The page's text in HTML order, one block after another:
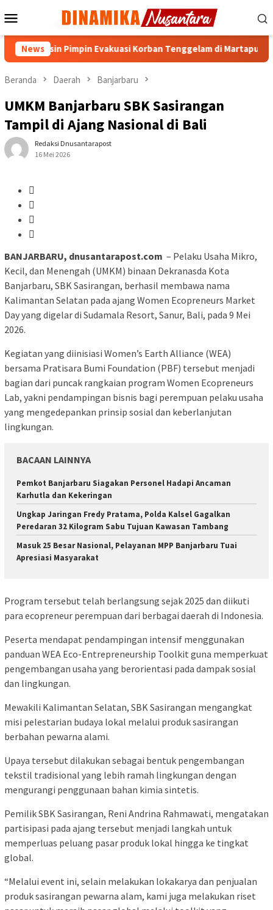
ke
Mobile
NewsPimpin Evakuasi Korban Tenggelam di Martapura
Beranda Daerah Banjarbaru
UMKM Banjarbaru SBK Sasirangan
Tampil di Ajang Nasional di Bali
Redaksi Dnusantarapost
16 Mei 2026
BANJARBARU, dnusantarapost.com – Pelaku Usaha Mikro,
Kecil, dan Menengah (UMKM) binaan Dekranasda Kota
Banjarbaru, SBK Sasirangan, berhasil membawa nama
Kalimantan Selatan pada ajang Women Ecopreneurs Market
Day yang digelar di Sudamala Resort, Sanur, Bali, pada 9 Mei
2026.
Kegiatan yang diinisiasi Women’s Earth Alliance (WEA)
bersama Pratisara Bumi Foundation (PBF) tersebut menjadi
bagian dari puncak rangkaian program Women Ecopreneurs
Lab, yakni pendampingan bisnis bagi perempuan pelaku usaha
yang mengedepankan prinsip sosial dan keberlanjutan
lingkungan.
BACAAN LAINNYA
Pemkot Banjarbaru Siagakan Personel Hadapi Ancaman
Karhutla dan Kekeringan
Ungkap Jaringan Fredy Pratama, Polda Kalsel Gagalkan
Peredaran 32 Kilogram Sabu Tujuan Kawasan Tambang
Masuk 25 Besar Nasional, Pelayanan MPP Banjarbaru Tuai
Apresiasi Masyarakat
Program tersebut telah berlangsung sejak 2025 dan diikuti
para ecopreneur perempuan dari berbagai daerah di Indonesia.
Peserta mendapat pendampingan intensif menggunakan
panduan WEA Eco-Entrepreneurship Toolkit guna memperkuat
pengembangan usaha yang berorientasi pada dampak sosial
dan lingkungan.
Mewakili Kalimantan Selatan, SBK Sasirangan mengangkat
misi pelestarian budaya lokal melalui produk sasirangan
berbahan pewarna alami.
Upaya tersebut dilakukan sebagai bentuk pengembangan
tekstil tradisional yang lebih ramah lingkungan dengan
mengurangi penggunaan bahan kimia sintetis.
Pemilik SBK Sasirangan, Reni Andrina Rahmawati, mengatakan
partisipasi pada ajang tersebut menjadi langkah untuk
memperluas peluang pasar produk lokal hingga ke tingkat
global.
“Melalui event ini, selain melakukan lokakarya dan penjualan
produk sasirangan pewarna alam, kami juga melakukan riset